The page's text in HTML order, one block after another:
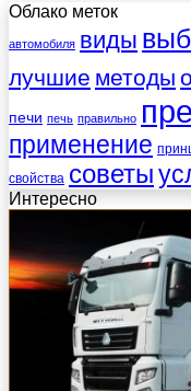
Облако меток
автомобиля виды
лучшие методы
печи печь правильно
применение
свойства советы
Интересно